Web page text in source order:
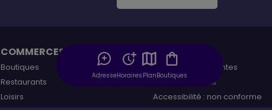
AdresseHoraires PlanBoutiques
COMMERCES
Boutiques
Restaurants
Loisirs
CONTACT
Questions Fréquentes
Contactez-nous
Accessibilité : non conforme